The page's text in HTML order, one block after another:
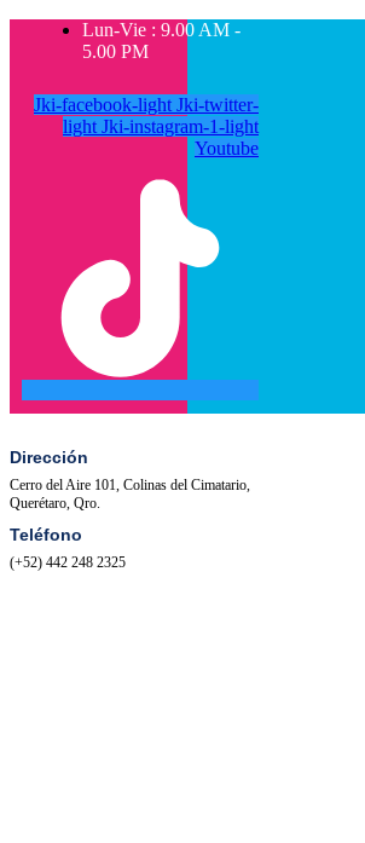
Lun-Vie : 9.00 AM -
5.00 PM
Jki-facebook-light Jki-twitter-
light Jki-instagram-1-light
Youtube
Dirección
Cerro del Aire 101, Colinas del Cimatario,
Querétaro, Qro.
Teléfono
(+52) 442 248 2325